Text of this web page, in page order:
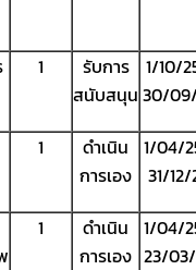
1
รับการ
สนับสนุน
1/10/
30/
1
ดำเนิน
การเอง
1/04/
31/
1
ดำเนิน
การเอง
1/04/
23/